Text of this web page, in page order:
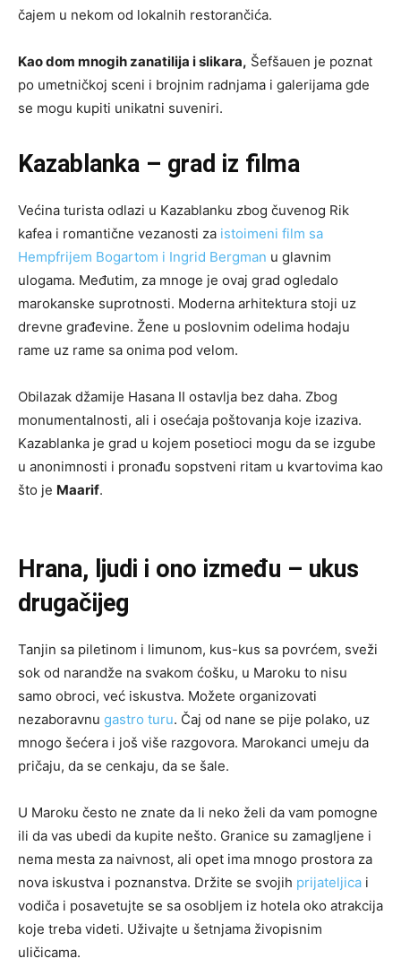
čajem u nekom od lokalnih restorančića.
Kao dom mnogih zanatilija i slikara, Šefšauen je poznat
po umetničkoj sceni i brojnim radnjama i galerijama gde
se mogu kupiti unikatni suveniri.
Kazablanka – grad iz filma
Većina turista odlazi u Kazablanku zbog čuvenog Rik
kafea i romantične vezanosti za istoimeni film sa
Hempfrijem Bogartom i Ingrid Bergman u glavnim
ulogama. Međutim, za mnoge je ovaj grad ogledalo
marokanske suprotnosti. Moderna arhitektura stoji uz
drevne građevine. Žene u poslovnim odelima hodaju
rame uz rame sa onima pod velom.
Obilazak džamije Hasana II ostavlja bez daha. Zbog
monumentalnosti, ali i osećaja poštovanja koje izaziva.
Kazablanka je grad u kojem posetioci mogu da se izgube
u anonimnosti i pronađu sopstveni ritam u kvartovima kao
što je Maarif.
Hrana, ljudi i ono između – ukus
drugačijeg
Tanjin sa piletinom i limunom, kus-kus sa povrćem, sveži
sok od narandže na svakom ćošku, u Maroku to nisu
samo obroci, već iskustva. Možete organizovati
nezaboravnu gastro turu. Čaj od nane se pije polako, uz
mnogo šećera i još više razgovora. Marokanci umeju da
pričaju, da se cenkaju, da se šale.
U Maroku često ne znate da li neko želi da vam pomogne
ili da vas ubedi da kupite nešto. Granice su zamagljene i
nema mesta za naivnost, ali opet ima mnogo prostora za
nova iskustva i poznanstva. Držite se svojih prijateljica i
vodiča i posavetujte se sa osobljem iz hotela oko atrakcija
koje treba videti. Uživajte u šetnjama živopisnim
uličicama.